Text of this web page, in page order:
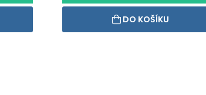
DO KOŠÍKU